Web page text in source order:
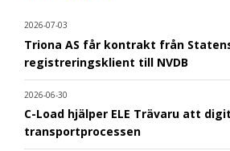
2026-07-03
Triona AS får kontrakt från
registreringsklient till NVDB
2026-06-30
C-Load hjälper ELE Trävaru att
transportprocessen